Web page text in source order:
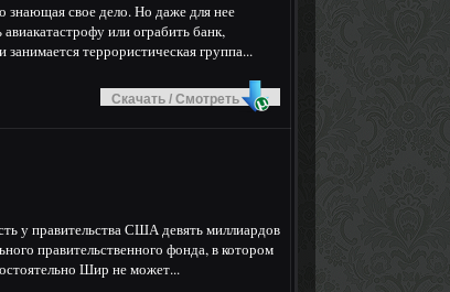
знающая свое дело. Но даже для нее
или ограбить банк,
террористическая группа...
Скачать / Смотреть
у правительства США девять миллиардов
правительственного фонда, в котором
Шир не может...